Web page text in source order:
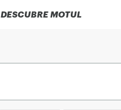
DESCUBRE MOTUL